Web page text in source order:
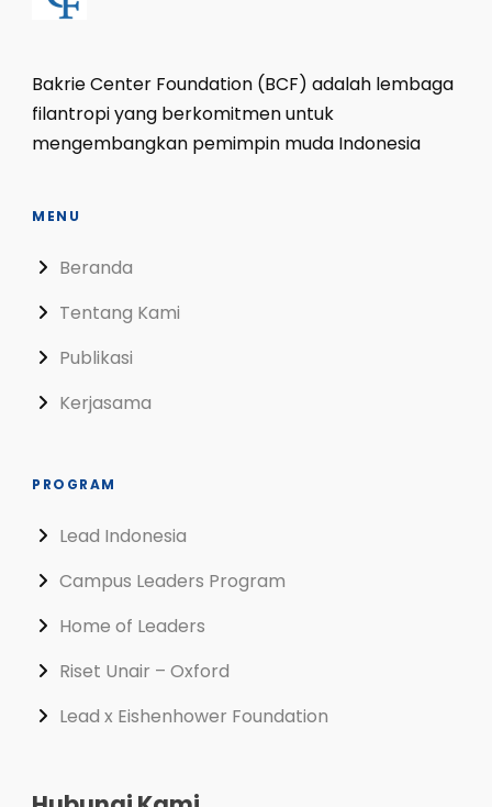
Bakrie Center Foundation (BCF) adalah lembaga
filantropi yang berkomitmen untuk
mengembangkan pemimpin muda Indonesia
MENU
Beranda
Tentang Kami
Publikasi
Kerjasama
PROGRAM
Lead Indonesia
Campus Leaders Program
Home of Leaders
Riset Unair – Oxford
Lead x Eishenhower Foundation